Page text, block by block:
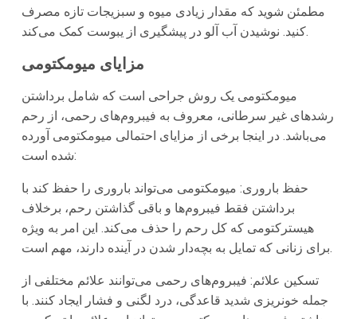
مطمئن شوید که مقدار زیادی میوه و سبزیجات تازه مصرف
کنید. نوشیدن آب آلو در پیشگیری از یبوست کمک می‌کند.
مزایای میومکتومی
میومکتومی یک روش جراحی است که شامل برداشتن
رشدهای غیر سرطانی، معروف به فیبروم‌های رحمی، از رحم
می‌باشد. در اینجا برخی از مزایای احتمالی میومکتومی آورده
شده است:
حفظ باروری: میومکتومی می‌تواند باروری را حفظ کند با
برداشتن فقط فیبروم‌ها و باقی گذاشتن رحم، برخلاف
هیسترکتومی که کل رحم را حذف می‌کند. این امر به ویژه
برای زنانی که تمایل به بچه‌دار شدن در آینده دارند، مهم است.
تسکین علائم: فیبروم‌های رحمی می‌توانند علائم مختلفی از
جمله خونریزی شدید قاعدگی، درد لگنی و فشار ایجاد کنند. با